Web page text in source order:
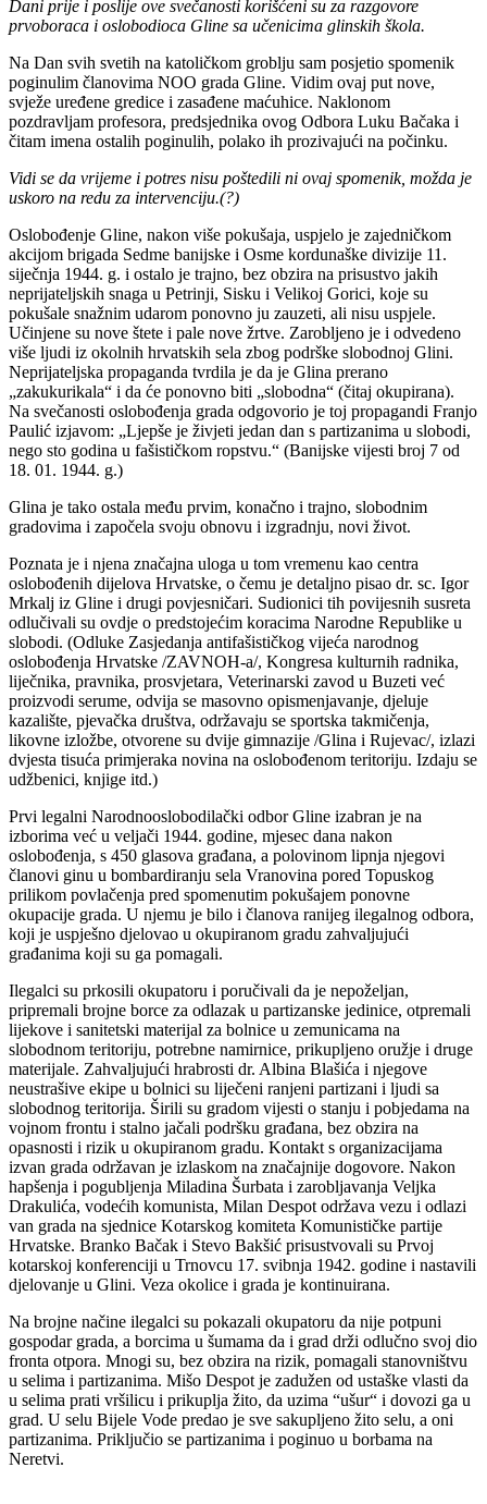
Dani prije i poslije ove svečanosti korišćeni su za razgovore
prvoboraca i oslobodioca Gline sa učenicima glinskih škola.
Na Dan svih svetih na katoličkom groblju sam posjetio spomenik
poginulim članovima NOO grada Gline. Vidim ovaj put nove,
svježe uređene gredice i zasađene maćuhice. Naklonom
pozdravljam profesora, predsjednika ovog Odbora Luku Bačaka i
čitam imena ostalih poginulih, polako ih prozivajući na počinku.
Vidi se da vrijeme i potres nisu poštedili ni ovaj spomenik, možda je
uskoro na redu za intervenciju.(?)
Oslobođenje Gline, nakon više pokušaja, uspjelo je zajedničkom
akcijom brigada Sedme banijske i Osme kordunaške divizije 11.
siječnja 1944. g. i ostalo je trajno, bez obzira na prisustvo jakih
neprijateljskih snaga u Petrinji, Sisku i Velikoj Gorici, koje su
pokušale snažnim udarom ponovno ju zauzeti, ali nisu uspjele.
Učinjene su nove štete i pale nove žrtve. Zarobljeno je i odvedeno
više ljudi iz okolnih hrvatskih sela zbog podrške slobodnoj Glini.
Neprijateljska propaganda tvrdila je da je Glina prerano
„zakukurikala“ i da će ponovno biti „slobodna“ (čitaj okupirana).
Na svečanosti oslobođenja grada odgovorio je toj propagandi Franjo
Paulić izjavom: „Ljepše je živjeti jedan dan s partizanima u slobodi,
nego sto godina u fašističkom ropstvu.“ (Banijske vijesti broj 7 od
18. 01. 1944. g.)
Glina je tako ostala među prvim, konačno i trajno, slobodnim
gradovima i započela svoju obnovu i izgradnju, novi život.
Poznata je i njena značajna uloga u tom vremenu kao centra
oslobođenih dijelova Hrvatske, o čemu je detaljno pisao dr. sc. Igor
Mrkalj iz Gline i drugi povjesničari. Sudionici tih povijesnih susreta
odlučivali su ovdje o predstojećim koracima Narodne Republike u
slobodi. (Odluke Zasjedanja antifašističkog vijeća narodnog
oslobođenja Hrvatske /ZAVNOH-a/, Kongresa kulturnih radnika,
liječnika, pravnika, prosvjetara, Veterinarski zavod u Buzeti već
proizvodi serume, odvija se masovno opismenjavanje, djeluje
kazalište, pjevačka društva, održavaju se sportska takmičenja,
likovne izložbe, otvorene su dvije gimnazije /Glina i Rujevac/, izlazi
dvjesta tisuća primjeraka novina na oslobođenom teritoriju. Izdaju se
udžbenici, knjige itd.)
Prvi legalni Narodnooslobodilački odbor Gline izabran je na
izborima već u veljači 1944. godine, mjesec dana nakon
oslobođenja, s 450 glasova građana, a polovinom lipnja njegovi
članovi ginu u bombardiranju sela Vranovina pored Topuskog
prilikom povlačenja pred spomenutim pokušajem ponovne
okupacije grada. U njemu je bilo i članova ranijeg ilegalnog odbora,
koji je uspješno djelovao u okupiranom gradu zahvaljujući
građanima koji su ga pomagali.
Ilegalci su prkosili okupatoru i poručivali da je nepoželjan,
pripremali brojne borce za odlazak u partizanske jedinice, otpremali
lijekove i sanitetski materijal za bolnice u zemunicama na
slobodnom teritoriju, potrebne namirnice, prikupljeno oružje i druge
materijale. Zahvaljujući hrabrosti dr. Albina Blašića i njegove
neustrašive ekipe u bolnici su liječeni ranjeni partizani i ljudi sa
slobodnog teritorija. Širili su gradom vijesti o stanju i pobjedama na
vojnom frontu i stalno jačali podršku građana, bez obzira na
opasnosti i rizik u okupiranom gradu. Kontakt s organizacijama
izvan grada održavan je izlaskom na značajnije dogovore. Nakon
hapšenja i pogubljenja Miladina Šurbata i zarobljavanja Veljka
Drakulića, vodećih komunista, Milan Despot održava vezu i odlazi
van grada na sjednice Kotarskog komiteta Komunističke partije
Hrvatske. Branko Bačak i Stevo Bakšić prisustvovali su Prvoj
kotarskoj konferenciji u Trnovcu 17. svibnja 1942. godine i nastavili
djelovanje u Glini. Veza okolice i grada je kontinuirana.
Na brojne načine ilegalci su pokazali okupatoru da nije potpuni
gospodar grada, a borcima u šumama da i grad drži odlučno svoj dio
fronta otpora. Mnogi su, bez obzira na rizik, pomagali stanovništvu
u selima i partizanima. Mišo Despot je zadužen od ustaške vlasti da
u selima prati vršilicu i prikuplja žito, da uzima “ušur“ i dovozi ga u
grad. U selu Bijele Vode predao je sve sakupljeno žito selu, a oni
partizanima. Priključio se partizanima i poginuo u borbama na
Neretvi.